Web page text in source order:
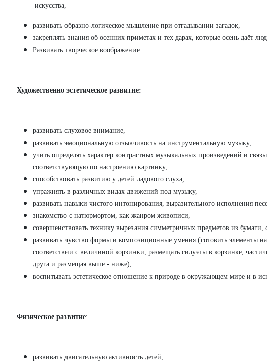
искусства,
развивать образно-логическое мышление при отгадывании загадок,
закреплять знания об осенних приметах и тех дарах, которые осень даёт
Развивать творческое воображение.
Художественно эстетическое развитие:
развивать слуховое внимание,
развивать эмоциональную отзывчивость на инструментальную музыку,
учить определять характер контрастных музыкальных произведений и
соответствующую по настроению картинку,
способствовать развитию у детей ладового слуха,
упражнять в различных видах движений под музыку,
развивать навыки чистого интонирования, выразительного исполнения
знакомство с натюрмортом, как жанром живописи,
совершенствовать технику вырезания симметричных предметов из
развивать чувство формы и композиционные умения (готовить элементы
соответствии с величиной корзинки, размещать силуэты в корзинке,
друга и размещая выше - ниже),
воспитывать эстетическое отношение к природе в окружающем мире и в
Физическое развитие:
развивать двигательную активность детей,